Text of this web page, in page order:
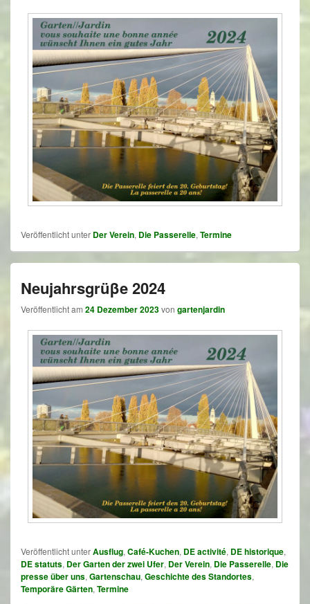
Veröffentlicht unter Der Verein, Die Passerelle, Termine
Neujahrsgrüβe 2024
Veröffentlicht am 24 Dezember 2023von gartenjardin
Veröffentlicht unterAusflug, Café-Kuchen, DE activité, DE historique,
DE statuts, Der Garten der zwei Ufer, Der Verein, Die Passerelle, Die
presse über uns, Gartenschau, Geschichte des Standortes,
Temporäre Gärten, Termine